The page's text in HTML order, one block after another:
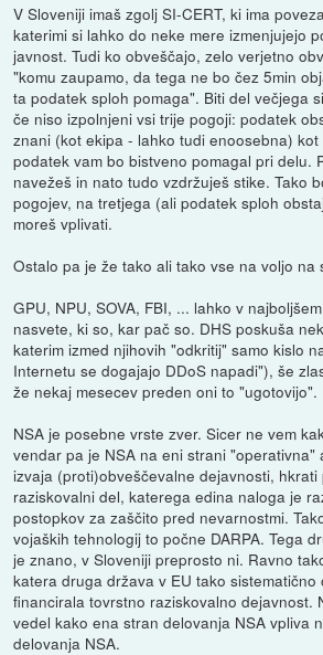
V Sloveniji imaš zgolj SI-CERT, ki ima
katerimi si lahko do neke mere izmenjujejo
javnost. Tudi ko obveščajo, zelo verjetno
"komu zaupamo, da tega ne bo čez 5min
ta podatek sploh pomaga". Biti del večjega
če niso izpolnjeni vsi trije pogoji: podatek
znani (kot ekipa - lahko tudi enoosebna)
podatek vam bo bistveno pomagal pri delu.
navežeš in nato tudo vzdržuješ stike. Tako
pogojev, na tretjega (ali podatek sploh
moreš vplivati.
Ostalo pa je že tako ali tako vse na voljo na
GPU, NPU, SOVA, FBI, ... lahko v
nasvete, ki so, kar pač so. DHS poskuša
katerim izmed njihovih "odkritij" samo kislo
Internetu se dogajajo DDoS napadi"), še
že nekaj mesecev preden oni to "ugotovijo".
NSA je posebne vrste zver. Sicer ne vem
vendar pa je NSA na eni strani "operativna"
izvaja (proti)obveščevalne dejavnosti, hkrati
raziskovalni del, katerega edina naloga je
postopkov za zaščito pred nevarnostmi.
vojaških tehnologij to počne DARPA. Tega
je znano, v Sloveniji preprosto ni. Ravno
katera druga država v EU tako sistematično
financirala tovrstno raziskovalno dejavnost.
vedel kako ena stran delovanja NSA vpliva
delovanja NSA.